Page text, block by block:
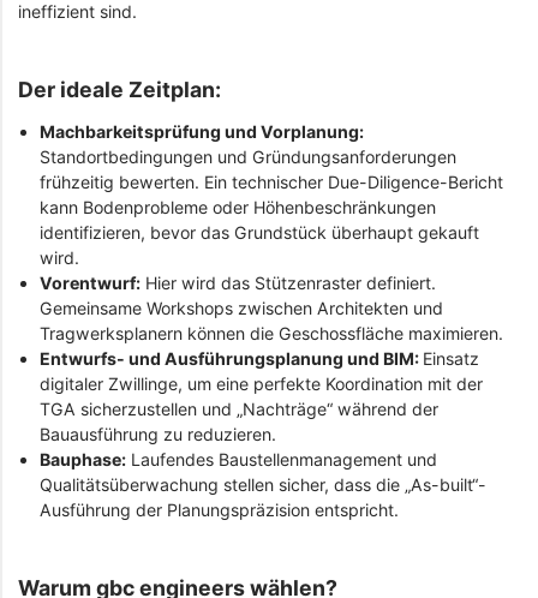
ineffizient sind.
Der ideale Zeitplan:
Machbarkeitsprüfung und Vorplanung:
Standortbedingungen und Gründungsanforderungen
frühzeitig bewerten. Ein technischer Due-Diligence-Bericht
kann Bodenprobleme oder Höhenbeschränkungen
identifizieren, bevor das Grundstück überhaupt gekauft
wird.
Vorentwurf:Hier wird das Stützenraster definiert.
Gemeinsame Workshops zwischen Architekten und
Tragwerksplanern können die Geschossfläche maximieren.
Entwurfs- und Ausführungsplanung und BIM: Einsatz
digitaler Zwillinge, um eine perfekte Koordination mit der
TGA sicherzustellen und „Nachträge“ während der
Bauausführung zu reduzieren.
Bauphase:Laufendes Baustellenmanagement und
Qualitätsüberwachung stellen sicher, dass die „As-built“-
Ausführung der Planungspräzision entspricht.
Warum gbc engineers wählen?